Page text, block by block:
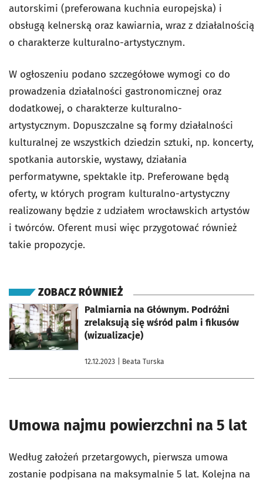
autorskimi (preferowana kuchnia europejska) i
obsługą kelnerską oraz kawiarnia, wraz z działalnością
o charakterze kulturalno-artystycznym.
W ogłoszeniu podano szczegółowe wymogi co do
prowadzenia działalności gastronomicznej oraz
dodatkowej, o charakterze kulturalno-
artystycznym. Dopuszczalne są formy działalności
kulturalnej ze wszystkich dziedzin sztuki, np. koncerty,
spotkania autorskie, wystawy, działania
performatywne, spektakle itp. Preferowane będą
oferty, w których program kulturalno-artystyczny
realizowany będzie z udziałem wrocławskich artystów
i twórców. Oferent musi więc przygotować również
takie propozycje.
ZOBACZ RÓWNIEŻ
Palmiarnia na Głównym. Podróżni
zrelaksują się wśród palm i fikusów
(wizualizacje)
12.12.2023 | Beata Turska
otworzy się w nowej karcie
Umowa najmu powierzchni na 5 lat
Według założeń przetargowych, pierwsza umowa
zostanie podpisana na maksymalnie 5 lat. Kolejna na